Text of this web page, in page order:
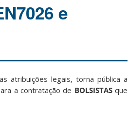
e
atribuições legais, torna pública a
a contratação de BOLSISTASque